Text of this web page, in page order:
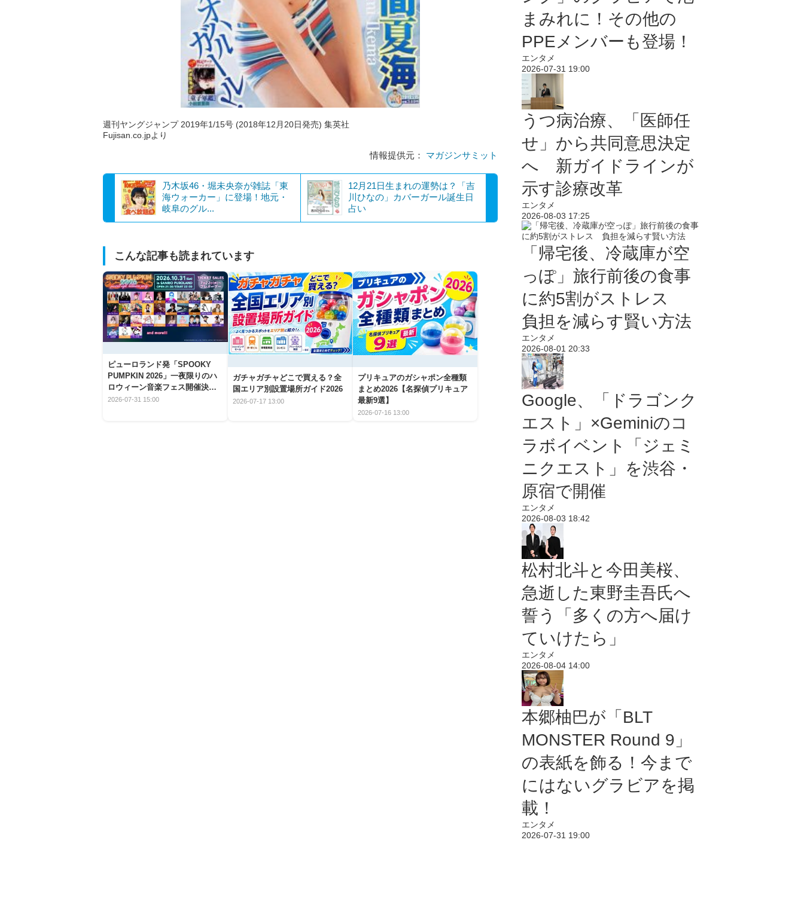
週刊ヤングジャンプ 2019年1/15号 (2018年12月20日発売) 集英社
Fujisan.co.jpより
情報提供元： マガジンサミット
乃木坂46・堀未央奈が雑誌「東
海ウォーカー」に登場！地元・
岐阜のグル...
12月21日生まれの運勢は？「吉
川ひなの」カバーガール誕生日
占い
こんな記事も読まれています
ピューロランド発「SPOOKY
PUMPKIN 2026」一夜限りのハ
ロウィーン音楽フェス開催決
定！
2026-07-31 15:00
ガチャガチャどこで買える？全
国エリア別設置場所ガイド2026
2026-07-17 13:00
プリキュアのガシャポン全種類
まとめ2026【名探偵プリキュア
最新9選】
2026-07-16 13:00
まみれに！その他の
PPEメンバーも登場！
エンタメ
2026-07-31 19:00
うつ病治療、「医師任
せ」から共同意思決定
へ 新ガイドラインが
示す診療改革
エンタメ
2026-08-03 17:25
「帰宅後、冷蔵庫が空
っぽ」旅行前後の食事
に約5割がストレス
負担を減らす賢い方法
エンタメ
2026-08-01 20:33
Google、「ドラゴンク
エスト」×Geminiのコ
ラボイベント「ジェミ
ニクエスト」を渋谷・
原宿で開催
エンタメ
2026-08-03 18:42
松村北斗と今田美桜、
急逝した東野圭吾氏へ
誓う「多くの方へ届け
ていけたら」
エンタメ
2026-08-04 14:00
本郷柚巴が「BLT
MONSTER Round 9」
の表紙を飾る！今まで
にはないグラビアを掲
載！
エンタメ
2026-07-31 19:00